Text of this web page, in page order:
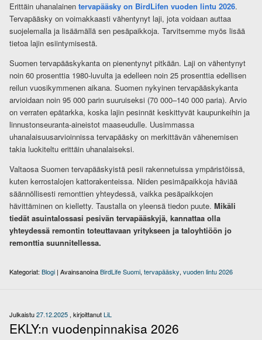
Erittäin uhanalainen tervapääsky on BirdLifen vuoden lintu 2026.
Tervapääsky on voimakkaasti vähentynyt laji, jota voidaan auttaa
suojelemalla ja lisäämällä sen pesäpaikkoja. Tarvitsemme myös lisää
tietoa lajin esiintymisestä.
Suomen tervapääskykanta on pienentynyt pitkään. Laji on vähentynyt
noin 60 prosenttia 1980-luvulta ja edelleen noin 25 prosenttia edellisen
reilun vuosikymmenen aikana. Suomen nykyinen tervapääskykanta
arvioidaan noin 95 000 parin suuruiseksi (70 000–140 000 paria). Arvio
on verraten epätarkka, koska lajin pesinnät keskittyvät kaupunkeihin ja
linnustonseuranta-aineistot maaseudulle. Uusimmassa
uhanalaisuusarvioinnissa tervapääsky on merkittävän vähenemisen
takia luokiteltu erittäin uhanalaiseksi.
Valtaosa Suomen tervapääskyistä pesii rakennetuissa ympäristöissä,
kuten kerrostalojen kattorakenteissa. Niiden pesimäpaikkoja häviää
säännöllisesti remonttien yhteydessä, vaikka pesäpaikkojen
hävittäminen on kielletty. Taustalla on yleensä tiedon puute. Mikäli
tiedät asuintalossasi pesivän tervapääskyjä, kannattaa olla
yhteydessä remontin toteuttavaan yritykseen ja taloyhtiöön jo
remonttia suunnitellessa.
Kategoriat: Blogi | Avainsanoina BirdLife Suomi, tervapääsky, vuoden lintu 2026
Julkaistu27.12.2025 , kirjoittanutLiL
EKLY:n vuodenpinnakisa 2026